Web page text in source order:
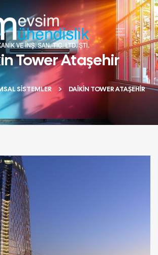
Tower Ataşehir
SISTEMLER DAIKIN TOWER ATAŞEHIR